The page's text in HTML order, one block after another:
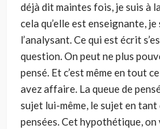
déjà dit maintes fois, je suis à
cela qu’elle est enseignante, je
l’analysant. Ce qui est écrit
question. On peut ne plus
pensé. Et c’est même en tout
avez affaire. La queue de
sujet lui-même, le sujet en
pensées. Cet hypothétique,